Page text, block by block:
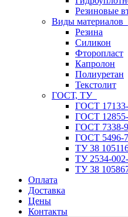
Резиновые
Виды материалов
Резина
Силикон
Фторопласт
Капролон
Полиуретан
Текстолит
ГОСТ, ТУ
ГОСТ
ГОСТ
ГОСТ 7338-
ГОСТ 5496-
ТУ 38
ТУ 2534-
ТУ 38
Оплата
Доставка
Цены
Контакты